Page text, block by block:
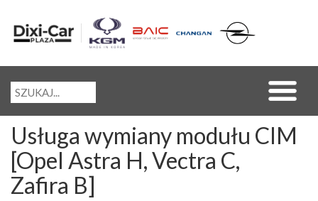
Usługa wymiany modułu CIM
[Opel Astra H, Vectra C,
Zafira B]